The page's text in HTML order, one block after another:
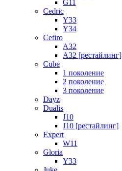
G11
Cedric
Y33
Y34
Cefiro
A32
A32 [рестайлинг]
Cube
1 поколение
2 поколение
3 поколение
Dayz
Dualis
J10
J10 [рестайлинг]
Expert
W11
Gloria
Y33